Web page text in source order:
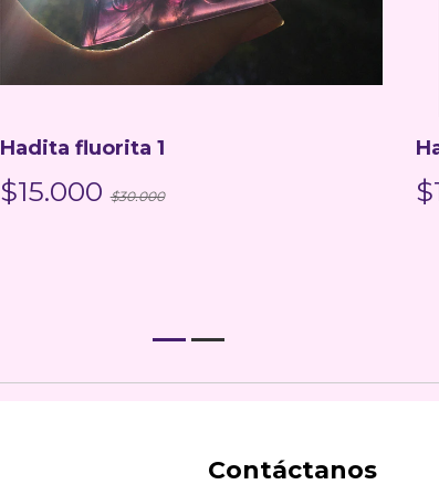
Hadita fluorita 2
$15.000 $30.000
Contáctanos